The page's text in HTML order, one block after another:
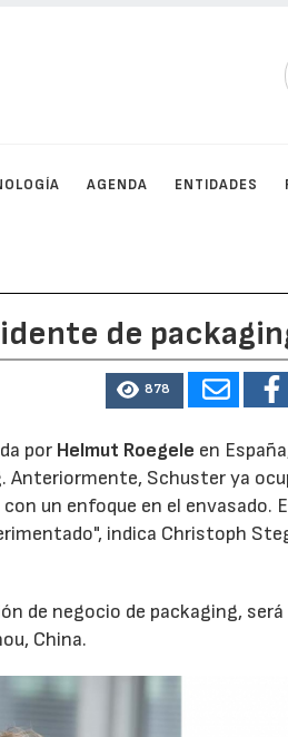
AGENDA ENTIDADES
de
878
por Helmut Roegele en
Anteriormente, Schuster ya
un enfoque en el envasado.
indica Christoph
de negocio de packaging,
China.